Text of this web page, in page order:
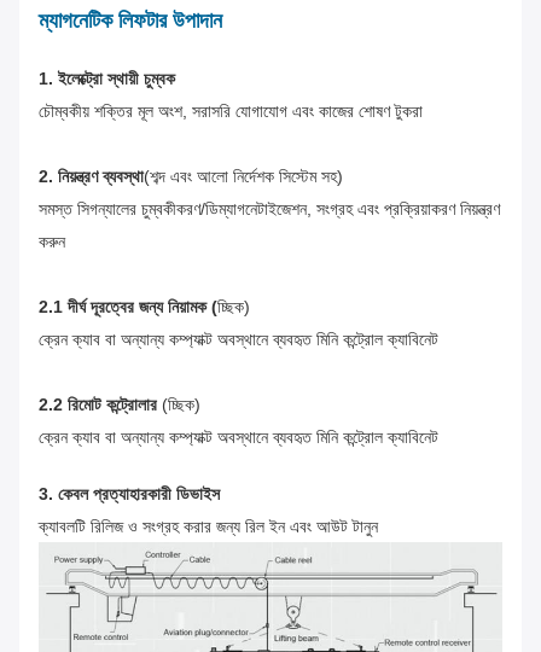
ম্যাগনেটিক লিফটার উপাদান
1. ইলেক্ট্রো স্থায়ী চুম্বক
চৌম্বকীয় শক্তির মূল অংশ, সরাসরি যোগাযোগ এবং কাজের শোষণ টুকরা
2. নিয়ন্ত্রণ ব্যবস্থা(শব্দ এবং আলো নির্দেশক সিস্টেম সহ)
সমস্ত সিগন্যালের চুম্বকীকরণ/ডিম্যাগনেটাইজেশন, সংগ্রহ এবং প্রক্রিয়াকরণ নিয়ন্ত্রণ
করুন
2.1 দীর্ঘ দূরত্বের জন্য নিয়ামক (চ্ছিক)
ক্রেন ক্যাব বা অন্যান্য কম্প্যাক্ট অবস্থানে ব্যবহৃত মিনি কন্ট্রোল ক্যাবিনেট
2.2 রিমোট কন্ট্রোলার (চ্ছিক)
ক্রেন ক্যাব বা অন্যান্য কম্প্যাক্ট অবস্থানে ব্যবহৃত মিনি কন্ট্রোল ক্যাবিনেট
3. কেবল প্রত্যাহারকারী ডিভাইস
ক্যাবলটি রিলিজ ও সংগ্রহ করার জন্য রিল ইন এবং আউট টানুন